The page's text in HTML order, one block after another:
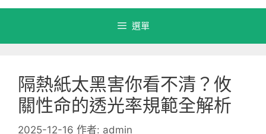
選單
隔熱紙太黑害你看不清？攸
關性命的透光率規範全解析
2025-12-16 作者: admin